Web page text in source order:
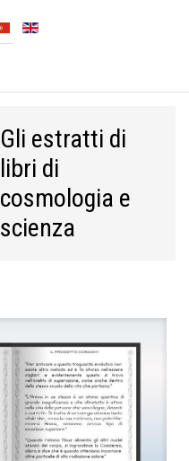
Gli estratti di
libri di
cosmologia e
scienza